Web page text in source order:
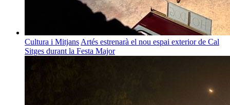
Cultura i Mitjans Artés estrenarà el nou espai exterior de Cal
Sitges durant la Festa Major